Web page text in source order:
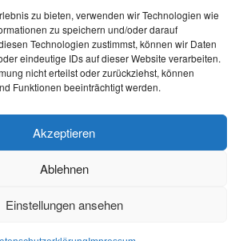
zu bieten, verwenden wir Technologien wie
zu speichern und/oder darauf
Technologien zustimmst, können wir Daten
eindeutige IDs auf dieser Website verarbeiten.
nicht erteilst oder zurückziehst, können
Funktionen beeinträchtigt werden.
Akzeptieren
Ablehnen
Einstellungen ansehen